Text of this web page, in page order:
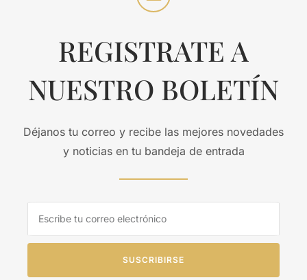
REGISTRATE A
NUESTRO BOLETÍN
Déjanos tu correo y recibe las mejores novedades
y noticias en tu bandeja de entrada
SUSCRIBIRSE